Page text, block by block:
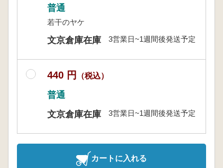
普通
若干のヤケ
文京倉庫在庫 3営業日~1週間後発送予定
440 円 （税込）
普通
文京倉庫在庫
3営業日~1週間後発送予定
カートに入れる